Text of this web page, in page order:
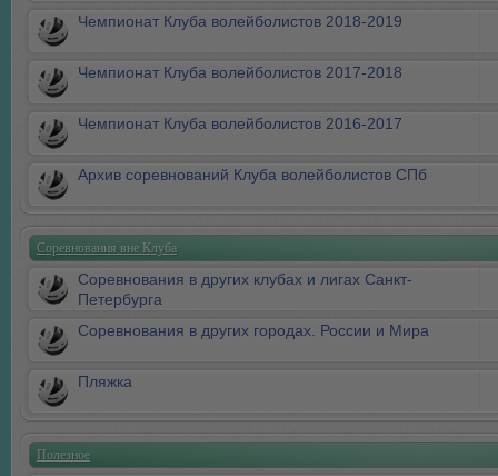
Чемпионат Клуба волейболистов 2018-2019
Чемпионат Клуба волейболистов 2017-2018
Чемпионат Клуба волейболистов 2016-2017
Архив соревнований Клуба волейболистов СПб
Соревнования вне Клуба
Соревнования в других клубах и лигах Санкт-
Петербурга
Соревнования в других городах. России и Мира
Пляжка
Полезное